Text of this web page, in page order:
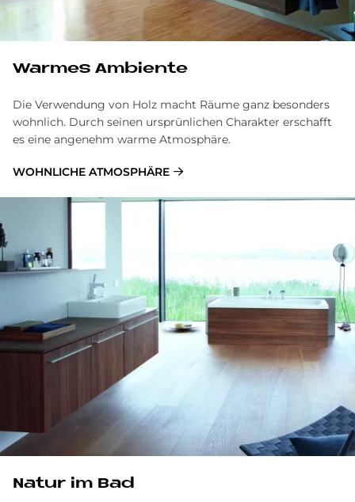
War­mes Am­bi­en­te
Die Verwendung von Holz macht Räume ganz besonders
wohnlich. Durch seinen ursprünlichen Charakter erschafft
es eine angenehm warme Atmosphäre.
WOHNLICHE ATMOSPHÄRE
Na­tur im Bad